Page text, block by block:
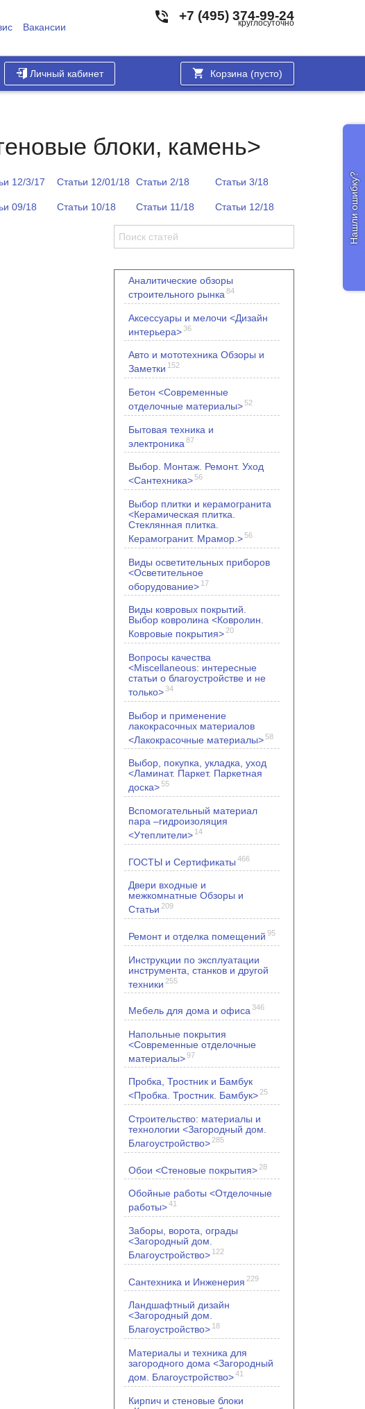
Вакансии
+7 (495) 374-99-24
круглосуточно
Личный кабинет Корзина (пусто)
блоки, камень>
12/3/17 Статьи 12/01/18 Статьи 2/18 Статьи 3/18
09/18 Статьи 10/18 Статьи 11/18 Статьи 12/18
Аналитические обзоры
строительного рынка 84
Аксессуары и мелочи <Дизайн
интерьера>36
Авто и мототехника Обзоры и
Заметки 152
Бетон <Современные
отделочные материалы>52
Бытовая техника и
электроника 87
Выбор. Монтаж. Ремонт. Уход
<Сантехника>56
Выбор плитки и керамогранита
<Керамическая плитка.
Стеклянная плитка.
Керамогранит. Мрамор.>56
Виды осветительных приборов
<Осветительное
оборудование> 17
Виды ковровых покрытий.
Выбор ковролина <Ковролин.
Ковровые покрытия> 20
Вопросы качества
<Miscellaneous: интересные
статьи о благоустройстве и не
только>34
Выбор и применение
лакокрасочных материалов
<Лакокрасочные материалы>58
Выбор, покупка, укладка, уход
<Ламинат. Паркет. Паркетная
доска>55
Вспомогательный материал
пара –гидроизоляция
<Утеплители> 14
ГОСТЫ и Сертификаты 466
Двери входные и
межкомнатные Обзоры и
Статьи 209
Ремонт и отделка помещений 95
Инструкции по эксплуатации
инструмента, станков и другой
техники 255
Мебель для дома и офиса 346
Напольные покрытия
<Современные отделочные
материалы>97
Пробка, Тростник и Бамбук
<Пробка. Тростник. Бамбук>25
Строительство: материалы и
технологии <Загородный дом.
Благоустройство> 285
Обои <Стеновые покрытия> 28
Обойные работы <Отделочные
работы>41
Заборы, ворота, ограды
<Загородный дом.
Благоустройство> 122
Сантехника и Инженерия 229
Ландшафтный дизайн
<Загородный дом.
Благоустройство> 18
Материалы и техника для
загородного дома <Загородный
дом. Благоустройство>41
Кирпич и стеновые блоки
Нашли ошибку?